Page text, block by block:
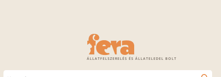
ÁLLATFELSZERELÉS ÉS ÁLLATELEDEL BOLT